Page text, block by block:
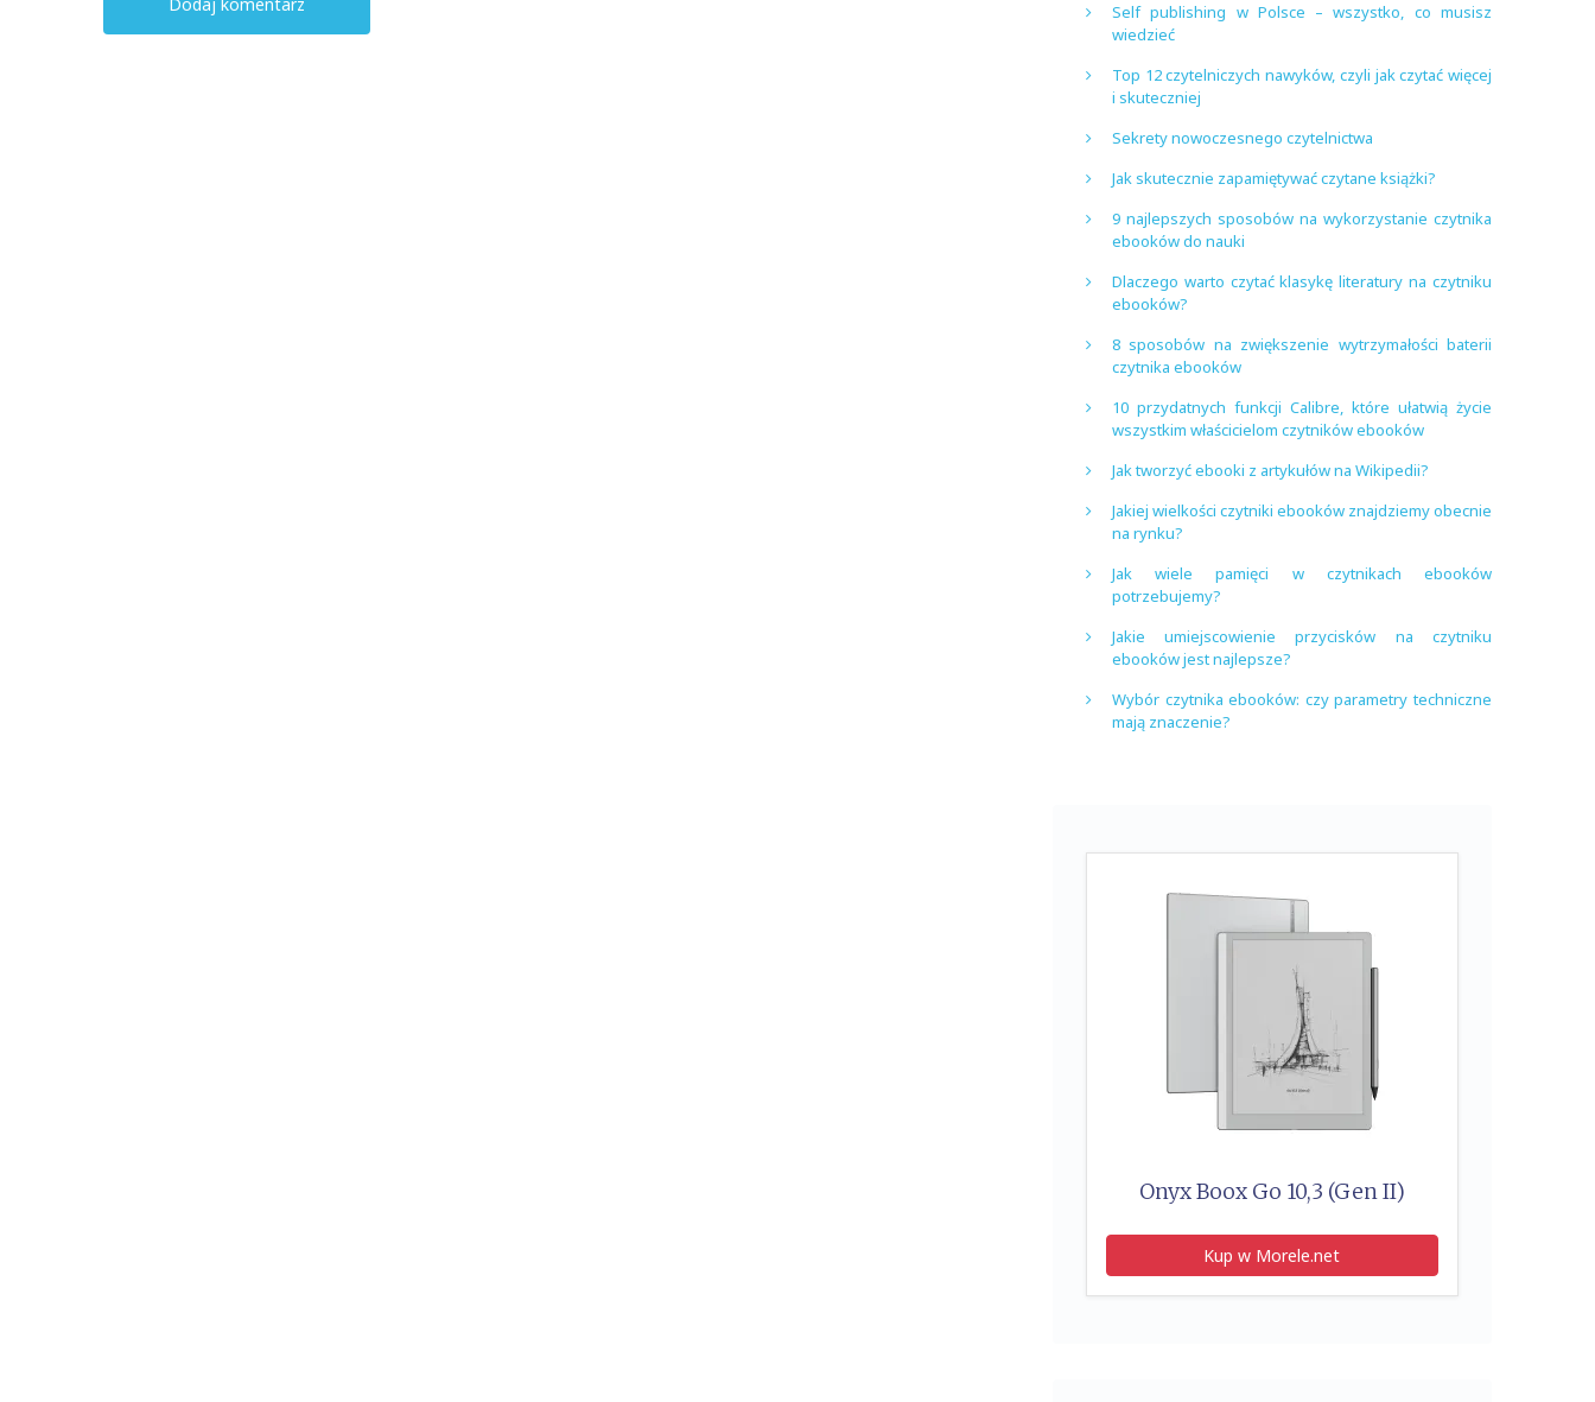
Self publishing w Polsce – wszystko, co musisz
wiedzieć
Top 12 czytelniczych nawyków, czyli jak czytać więcej
i skuteczniej
Sekrety nowoczesnego czytelnictwa
Jak skutecznie zapamiętywać czytane książki?
9 najlepszych sposobów na wykorzystanie czytnika
ebooków do nauki
Dlaczego warto czytać klasykę literatury na czytniku
ebooków?
8 sposobów na zwiększenie wytrzymałości baterii
czytnika ebooków
10 przydatnych funkcji Calibre, które ułatwią życie
wszystkim właścicielom czytników ebooków
Jak tworzyć ebooki z artykułów na Wikipedii?
Jakiej wielkości czytniki ebooków znajdziemy obecnie
na rynku?
Jak wiele pamięci w czytnikach ebooków
potrzebujemy?
Jakie umiejscowienie przycisków na czytniku
ebooków jest najlepsze?
Wybór czytnika ebooków: czy parametry techniczne
mają znaczenie?
Onyx Boox Go 10,3 (Gen II)
Kup w Morele.net